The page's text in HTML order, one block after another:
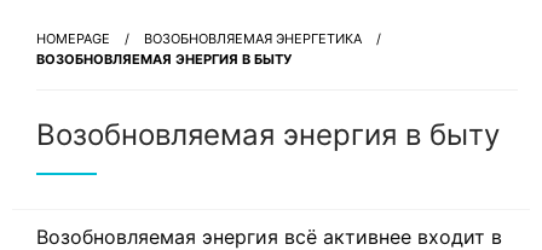
HOMEPAGE
ВОЗОБНОВЛЯЕМАЯ ЭНЕРГЕТИКА
ВОЗОБНОВЛЯЕМАЯ ЭНЕРГИЯ В БЫТУ
Возобновляемая энергия в быту
Возобновляемая энергия всё активнее входит в